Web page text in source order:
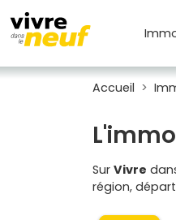
Accueil
Sur Vivre
région,